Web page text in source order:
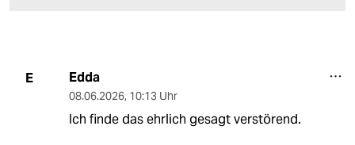
E Edda
08.06.2026, 10:13 Uhr
Ich finde das ehrlich gesagt verstörend.